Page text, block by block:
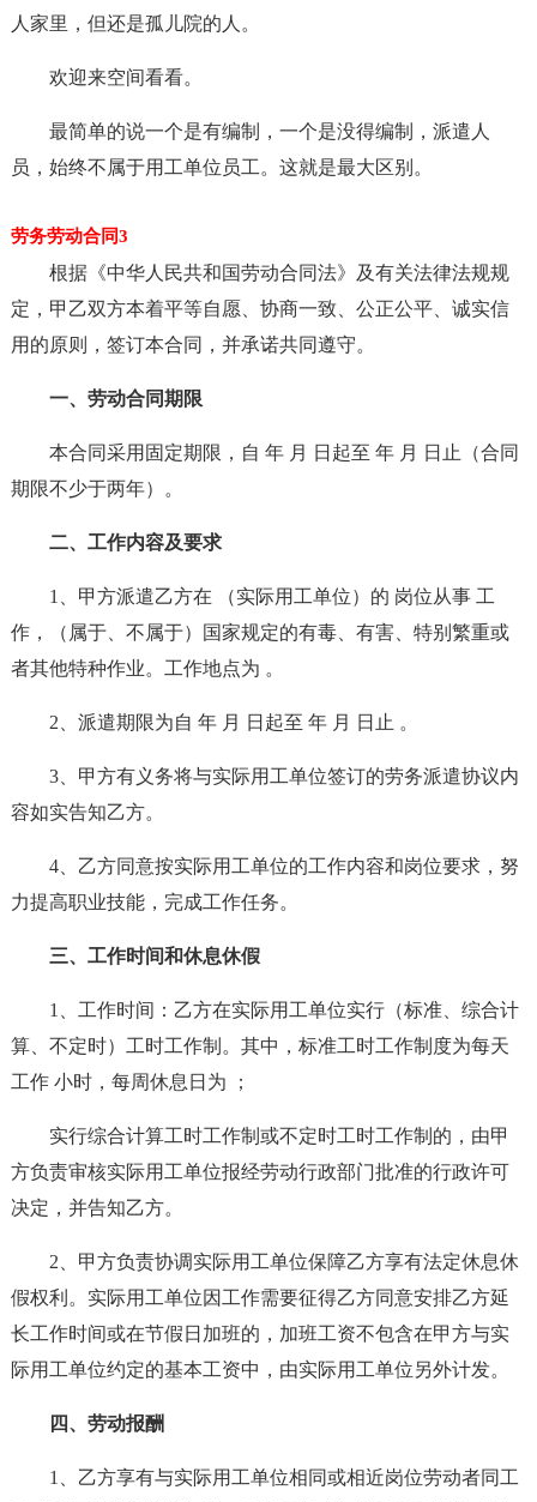
人家里，但还是孤儿院的人。
欢迎来空间看看。
最简单的说一个是有编制，一个是没得编制，派遣人
员，始终不属于用工单位员工。这就是最大区别。
劳务劳动合同3
根据《中华人民共和国劳动合同法》及有关法律法规规
定，甲乙双方本着平等自愿、协商一致、公正公平、诚实信
用的原则，签订本合同，并承诺共同遵守。
一、劳动合同期限
本合同采用固定期限，自 年 月 日起至 年 月 日止（合同
期限不少于两年）。
二、工作内容及要求
1、甲方派遣乙方在 （实际用工单位）的 岗位从事 工
作，（属于、不属于）国家规定的有毒、有害、特别繁重或
者其他特种作业。工作地点为 。
2、派遣期限为自 年 月 日起至 年 月 日止 。
3、甲方有义务将与实际用工单位签订的劳务派遣协议内
容如实告知乙方。
4、乙方同意按实际用工单位的工作内容和岗位要求，努
力提高职业技能，完成工作任务。
三、工作时间和休息休假
1、工作时间：乙方在实际用工单位实行（标准、综合计
算、不定时）工时工作制。其中，标准工时工作制度为每天
工作 小时，每周休息日为 ；
实行综合计算工时工作制或不定时工时工作制的，由甲
方负责审核实际用工单位报经劳动行政部门批准的行政许可
决定，并告知乙方。
2、甲方负责协调实际用工单位保障乙方享有法定休息休
假权利。实际用工单位因工作需要征得乙方同意安排乙方延
长工作时间或在节假日加班的，加班工资不包含在甲方与实
际用工单位约定的基本工资中，由实际用工单位另外计发。
四、劳动报酬
1、乙方享有与实际用工单位相同或相近岗位劳动者同工